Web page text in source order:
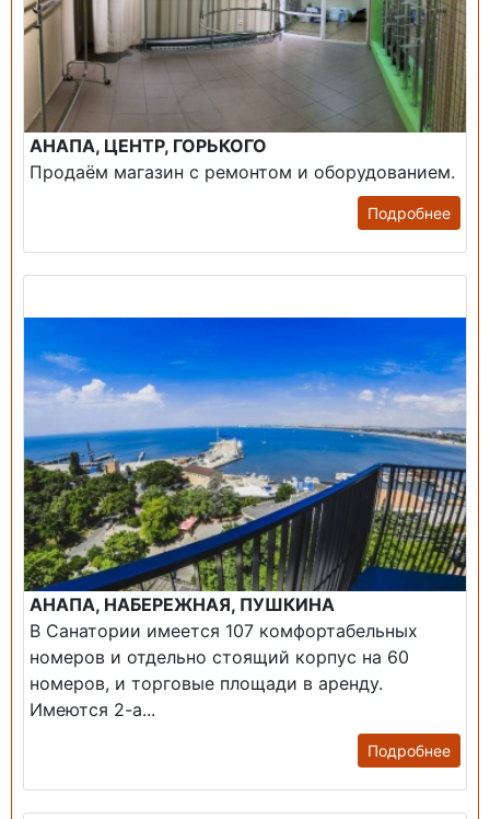
АНАПА, ЦЕНТР, ГОРЬКОГО
Продаём магазин с ремонтом и оборудованием.
Подробнее
АНАПА, НАБЕРЕЖНАЯ, ПУШКИНА
В Санатории имеется 107 комфортабельных
номеров и отдельно стоящий корпус на 60
номеров, и торговые площади в аренду.
Имеются 2-а...
Подробнее